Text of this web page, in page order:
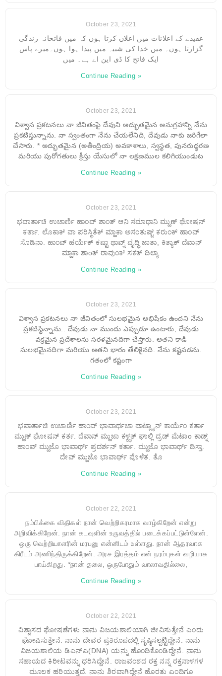
October 23, 2021
عقیدے کے اعلانات میں اعلان کرتا ہوں کہ میں فاتحانہ زندگی
گزارتا ہوں۔ میں خدا کی شبیہ میں پیدا ہوا ہوں۔میرے پاس
ایک فاتح کا ڈی این اے ہے۔ میں
Continue Reading »
October 23, 2021
విశ్వాస ప్రకటనలు నా జీవితంపై దేవుని అద్భుతమైన అనుగ్రహాన్ని నేను
ప్రకటిస్తున్నాను. నా స్వంతంగా నేను చేయలేనిది, దేవుడు నాకు జరిగేలా
చేసారు. * అద్భుతమైన (అతీంద్రియ) అవకాశాలు, స్వస్థత, పునరుద్ధరణ
మరియు పురోగతులు క్రీస్తు యేసులో నా లక్షణముల కలిగియుండుట
Continue Reading »
October 23, 2021
ಭವಾರ್ತಾಚಿ ಉಚಾರ್ಣಿ ಹಾಂವ್ ಶಾಂತ್ ಆನಿ ಸಮಾಧಾನಿ ಮ್ಹುಣ್ ಘೋಷನ್
ಕರ್ತಾ. ಲೊಕಾಕ್ ವಾ ಪರಿಸ್ಥಿತೆಕ್ ಮ್ಹಾಕಾ ಅಸಂತುಷ್ಟ್ ಕರುಂಕ್ ಹಾಂವ್
ಸೊಡಿನಾ. ಹಾಂವ್ ಹರ್ಯೆಕ್ ಕಷ್ಟಾ ಥಾವ್ನ್ ವೃದ್ಧಿ ಜಾತಾ, ಕಿತ್ಯಾಕ್ ದೆವಾನ್
ಮ್ಹಾಕಾ ಶಾoತ್ ರಾವುಂಕ್ ಸಕತ್ ದಿಲ್ಯಾ.
Continue Reading »
October 23, 2021
విశ్వాస ప్రకటనలు నా జీవితంలో సులభమైన అభిషేకం ఉందని నేను
ప్రకటిస్థిన్నాను.. దేవుడు నా ముందు ఎప్పుడూ ఉంటారు, దేవుడు
వక్రమైన ప్రదేశాలను సరళమైనదిగా చేస్తారు. అతని కాడి
సులభమైనదిగా మరియు అతని భారం తేలికైనది. నేను కష్టపడను.
గతంలో కష్టంగా
Continue Reading »
October 23, 2021
ಭವಾರ್ತಾಚಿ ಉಚಾರ್ಣಿ ಹಾಂವ್ ಭಾವಾರ್ಥಚಾ ಪಾಟ್ಲ್ಯಾನ್ ಕಾರ್ಯೆಂ ಕರ್ತಾ
ಮ್ಹುಣ್ ಘೋಷನ್ ಕರ್ತ. ದೆವಾನ್ ಮ್ಹುಜಾ ಕಳ್ಝತ್ ಘಾಲ್ಲಿ ದ್ರಡ್ ಮೆಟಾo ಕಾಡ್ನ್
ಹಾಂವ್ ಮ್ಹುಜೊ ಭಾವಾರ್ಥ್ ಪ್ರದರ್ಶನ್ ಕರ್ತಾ. ಮ್ಹುಜೊ ಭಾವಾರ್ಥ್ ದಿಸ್ತಾ.
ದೇವ್ ಮ್ಹುಜೊ ಭಾವಾರ್ಥ್ ಪೊಳೆತ. ತೊ
Continue Reading »
October 22, 2021
நம்பிக்கை விதிகள் நான் வெற்றிகரமாக வாழ்கிறேன் என்று
அறிவிக்கிறேன். நான் கடவுளின் உருவத்தில் படைக்கப்பட்டுள்ளேன்.
ஒரு வெற்றியாளரின் மரபனு என்னிடம் உள்ளது. நான் ஆதரவாக
கிரீடம் அணிந்திருக்கிறேன். அரச இரத்தம் என் நரம்புகள் வழியாக
பாய்கிறது. *நான் தலை, ஒருபோதும் வாலாவதில்லை,
Continue Reading »
October 22, 2021
ವಿಶ್ವಾಸದ ಘೋಷಣೆಗಳು ನಾನು ವಿಜಯಶಾಲಿಯಾಗಿ ಜೀವಿಸುತ್ತೇನೆ ಎಂದು
ಘೋಷಿಸುತ್ತೇನೆ. ನಾನು ದೇವರ ಪ್ರತಿರೂಪದಲ್ಲಿ ಸೃಷ್ಠಿಸಲ್ಪಟ್ಟಿದ್ದೇನೆ. ನಾನು
ವಿಜಯಶಾಲಿಯ ಡಿಎನ್ಎ(DNA) ಯನ್ನು ಹೊಂದಿಕೊಂಡಿದ್ದೇನೆ. ನಾನು
ಸಹಾಯದ ಕಿರೀಟವನ್ನು ಧರಿಸಿದ್ದೇನೆ. ರಾಜವಂಶದ ರಕ್ತ ನನ್ನ ರಕ್ತನಾಳಗಳ
ಮೂಲಕ ಹರಿಯುತ್ತದೆ. ನಾನು ಶಿರವಾಗಿದ್ದೇನೆ ಹೊರತು ಎಂದಿಗೂ